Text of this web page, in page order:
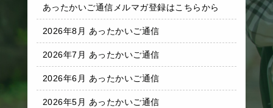
あったかいご通信メルマガ登録はこちらから
2026年8月 あったかいご通信
2026年7月 あったかいご通信
2026年6月 あったかいご通信
2026年5月 あったかいご通信